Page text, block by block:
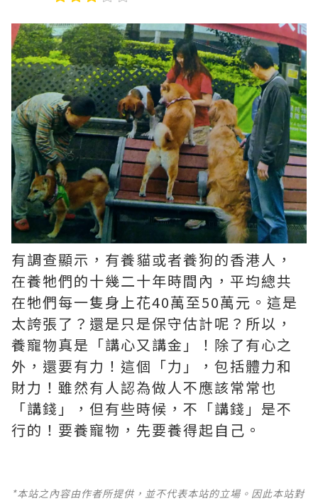
有調查顯示，有養貓或者養狗的香港人，
在養牠們的十幾二十年時間內，平均總共
在牠們每一隻身上花40萬至50萬元。這是
太誇張了？還是只是保守估計呢？所以，
養寵物真是「講心又講金」！除了有心之
外，還要有力！這個「力」，包括體力和
財力！雖然有人認為做人不應該常常也
「講錢」，但有些時候，不「講錢」是不
行的！要養寵物，先要養得起自己。
*本站之內容由作者所提供，並不代表本站的立場。因此本站對